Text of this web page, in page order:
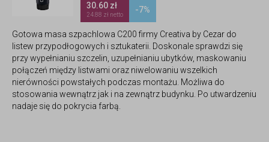
30.60 zł
24.88 zł netto
-7%
Gotowa masa szpachlowa C200 firmy Creativa by Cezar do
listew przypodłogowych i sztukaterii. Doskonale sprawdzi się
przy wypełnianiu szczelin, uzupełnianiu ubytków, maskowaniu
połączeń między listwami oraz niwelowaniu wszelkich
nierówności powstałych podczas montażu. Możliwa do
stosowania wewnątrz jak i na zewnątrz budynku. Po utwardzeniu
nadaje się do pokrycia farbą.